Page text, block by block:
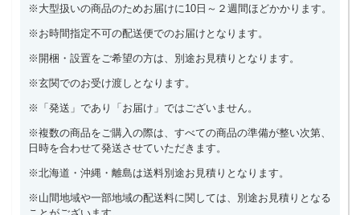
※大型扱いの商品のためお届けに10日～２週間ほどかかります。
※お時間指定不可の配送便でのお届けとなります。
※開梱・設置をご希望の方は、別途お見積りとなります。
※玄関でのお受け渡しとなります。
※「発送」であり「お届け」ではございません。
※複数の商品をご購入の際は、すべての商品の準備が整い次第、
日時を合わせて発送させていただきます。
※北海道・沖縄・離島は送料別途お見積りとなります。
※山間地域や一部地域の配送料に関しては、別途お見積りとなる